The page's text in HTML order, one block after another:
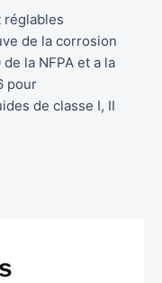
réglables
de la corrosion
la NFPA et a la
pour
de classe I, II